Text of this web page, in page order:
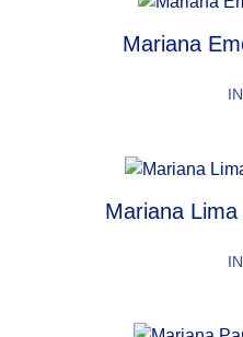
Mariana
Mariana